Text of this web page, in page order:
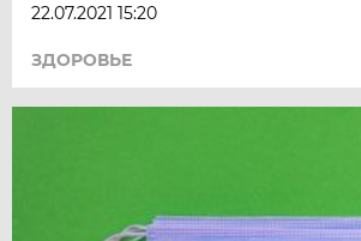
22.07.2021 15:20
ЗДОРОВЬЕ